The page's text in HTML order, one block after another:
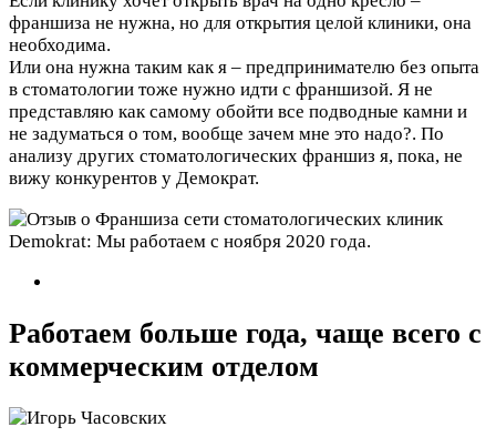
франшиза не нужна, но для открытия целой клиники, она
необходима.
Или она нужна таким как я – предпринимателю без опыта
в стоматологии тоже нужно идти с франшизой. Я не
представляю как самому обойти все подводные камни и
не задуматься о том, вообще зачем мне это надо?. По
анализу других стоматологических франшиз я, пока, не
вижу конкурентов у Демократ.
Работаем больше года, чаще всего с
коммерческим отделом